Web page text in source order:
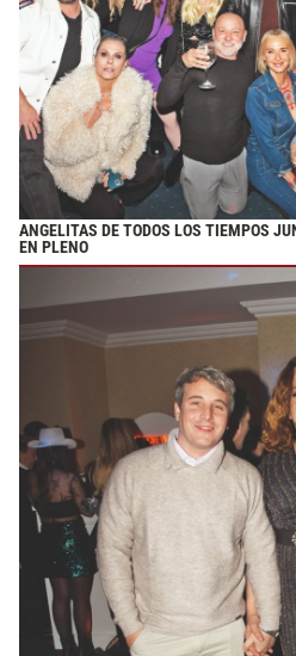
ANGELITAS DE TODOS LOS TIEMPOS
EN PLENO